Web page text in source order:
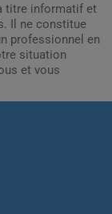
titre informatif et
Il ne constitue
professionnel en
situation
et vous